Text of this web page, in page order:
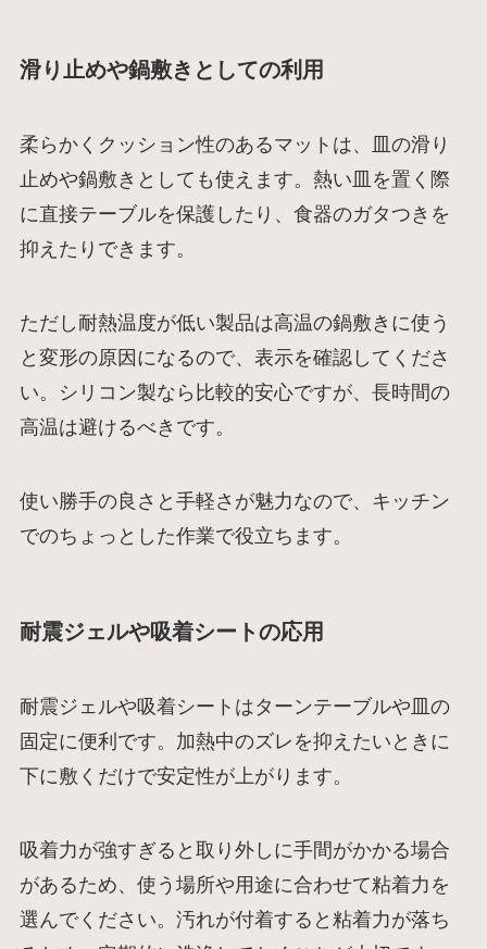
滑り止めや鍋敷きとしての利用
柔らかくクッション性のあるマットは、皿の滑り
止めや鍋敷きとしても使えます。熱い皿を置く際
に直接テーブルを保護したり、食器のガタつきを
抑えたりできます。
ただし耐熱温度が低い製品は高温の鍋敷きに使う
と変形の原因になるので、表示を確認してくださ
い。シリコン製なら比較的安心ですが、長時間の
高温は避けるべきです。
使い勝手の良さと手軽さが魅力なので、キッチン
でのちょっとした作業で役立ちます。
耐震ジェルや吸着シートの応用
耐震ジェルや吸着シートはターンテーブルや皿の
固定に便利です。加熱中のズレを抑えたいときに
下に敷くだけで安定性が上がります。
吸着力が強すぎると取り外しに手間がかかる場合
があるため、使う場所や用途に合わせて粘着力を
選んでください。汚れが付着すると粘着力が落ち